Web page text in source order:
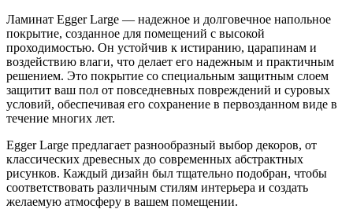
Ламинат Egger Large — надежное и долговечное напольное
покрытие, созданное для помещений с высокой
проходимостью. Он устойчив к истиранию, царапинам и
воздействию влаги, что делает его надежным и практичным
решением. Это покрытие со специальным защитным слоем
защитит ваш пол от повседневных повреждений и суровых
условий, обеспечивая его сохранение в первозданном виде в
течение многих лет.
Egger Large предлагает разнообразный выбор декоров, от
классических древесных до современных абстрактных
рисунков. Каждый дизайн был тщательно подобран, чтобы
соответствовать различным стилям интерьера и создать
желаемую атмосферу в вашем помещении.